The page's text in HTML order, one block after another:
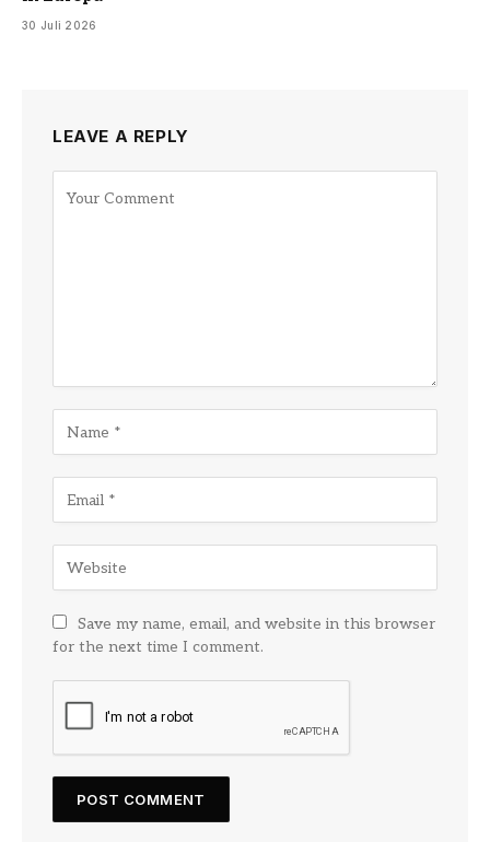
30 Juli 2026
LEAVE A REPLY
Save my name, email, and website in this browser
for the next time I comment.